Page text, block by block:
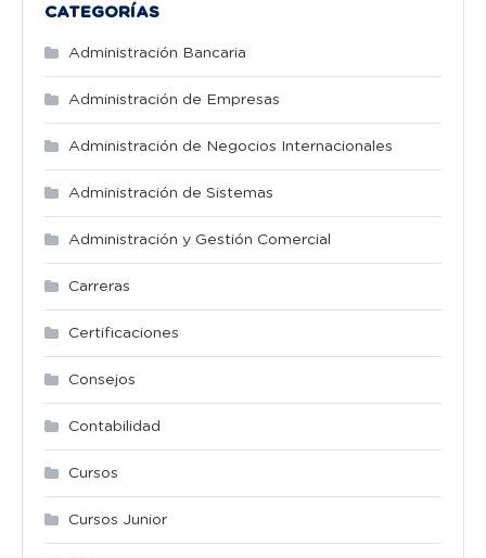
CATEGORÍAS
Administración Bancaria
Administración de Empresas
Administración de Negocios Internacionales
Administración de Sistemas
Administración y Gestión Comercial
Carreras
Certificaciones
Consejos
Contabilidad
Cursos
Cursos Junior